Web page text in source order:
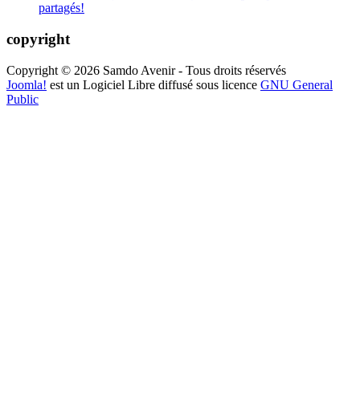
partagés!
copyright
Copyright © 2026 Samdo Avenir - Tous droits réservés
Joomla! est un Logiciel Libre diffusé sous licence GNU General
Public